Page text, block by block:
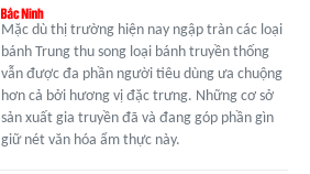
Mặc dù thị trường hiện nay ngập tràn các loại
bánh Trung thu song loại bánh truyền thống
vẫn được đa phần người tiêu dùng ưa chuộng
hơn cả bởi hương vị đặc trưng. Những cơ sở
sản xuất gia truyền đã và đang góp phần gìn
giữ nét văn hóa ẩm thực này.